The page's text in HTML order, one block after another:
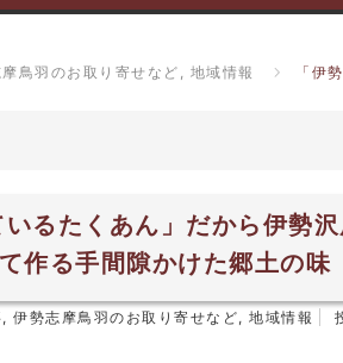
鳥羽のお取り寄せなど , 地域情報 「伊
いるたくあん」だから伊勢
作る手間隙かけた郷土の味
, 伊勢志摩鳥羽のお取り寄せなど, 地域情報